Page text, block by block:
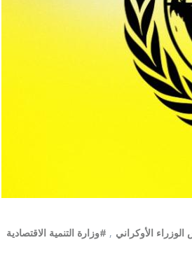
الأوكراني , #وزارة التنمية الاقتصادية